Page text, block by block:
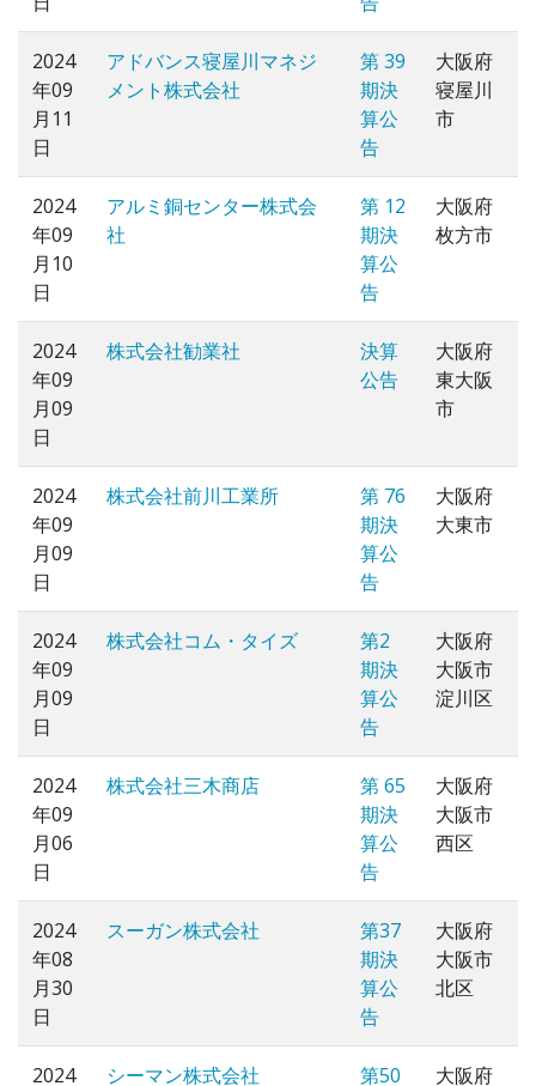
2024
年09
月11
日
アドバンス寝屋川マネジ
メント株式会社
第 39
期決
算公
告
大阪府
寝屋川
市
2024
年09
月10
日
アルミ銅センター株式会
社
第 12
期決
算公
告
大阪府
枚方市
2024
年09
月09
日
株式会社勧業社
決算
公告
大阪府
東大阪
市
2024
年09
月09
日
株式会社前川工業所
第 76
期決
算公
告
大阪府
大東市
2024
年09
月09
日
株式会社コム・タイズ
第2
期決
算公
告
大阪府
大阪市
淀川区
2024
年09
月06
日
株式会社三木商店
第 65
期決
算公
告
大阪府
大阪市
西区
2024
年08
月30
日
スーガン株式会社
第37
期決
算公
告
大阪府
大阪市
北区
2024 シーマン株式会社 第50 大阪府